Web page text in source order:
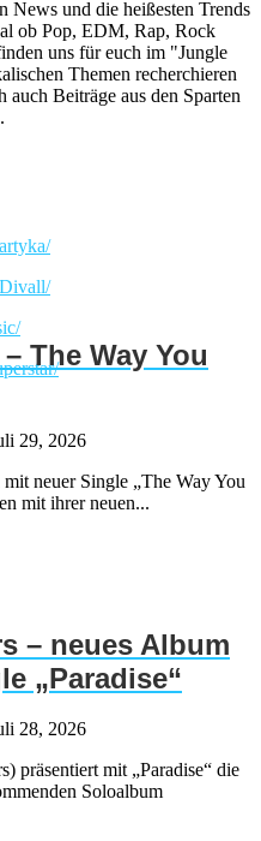
News und die heißesten Trends
ob Pop, EDM, Rap, Rock
uns für euch im "Jungle
Themen recherchieren
Beiträge aus den Sparten
The Way You
29, 2026
neuer Single „The Way You
mit ihrer neuen...
– neues Album
„Paradise“
28, 2026
präsentiert mit „Paradise“ die
Soloalbum